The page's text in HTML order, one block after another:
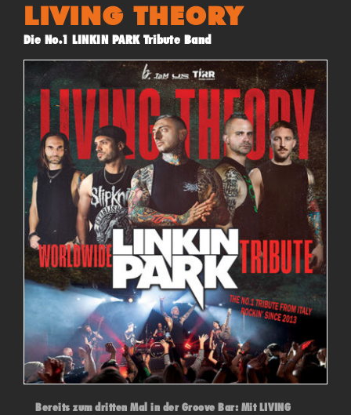
LIVING THEORY
Die No.1 LINKIN PARK Tribute Band
Bereits zum dritten Mal in der Groove Bar: Mit LIVING